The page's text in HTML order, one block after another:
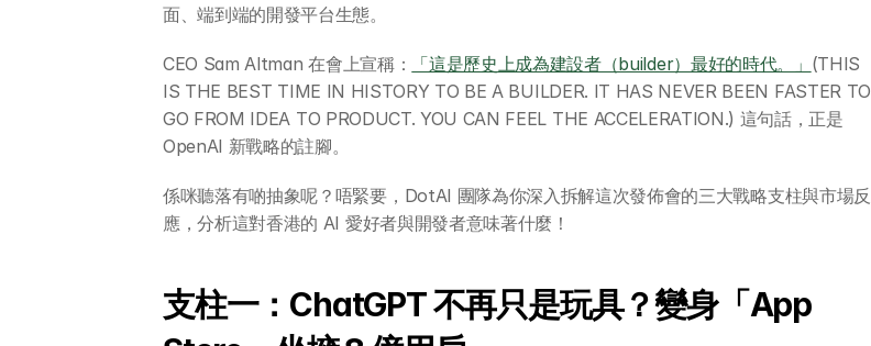
面、端到端的開發平台生態。
CEO Sam Altman 在會上宣稱： 「這是歷史上成為建設者（builder）最好的時代。」 (THIS
IS THE BEST TIME IN HISTORY TO BE A BUILDER. IT HAS NEVER BEEN FASTER TO
GO FROM IDEA TO PRODUCT. YOU CAN FEEL THE ACCELERATION.) 這句話，正是
OpenAI 新戰略的註腳。
係咪聽落有啲抽象呢？唔緊要，DotAI 團隊為你深入拆解這次發佈會的三大戰略支柱與市場反
應，分析這對香港的 AI 愛好者與開發者意味著什麼！
支柱一：ChatGPT 不再只是玩具？變身「App